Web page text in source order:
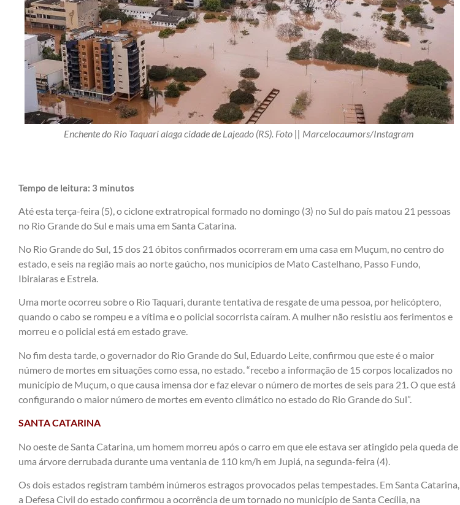
Enchente do Rio Taquari alaga cidade de Lajeado (RS). Foto || Marcelocaumors/Instagram
Tempo de leitura: 3 minutos
Até esta terça-feira (5), o ciclone extratropical formado no domingo (3) no Sul do país matou 21 pessoas
no Rio Grande do Sul e mais uma em Santa Catarina.
No Rio Grande do Sul, 15 dos 21 óbitos confirmados ocorreram em uma casa em Muçum, no centro do
estado, e seis na região mais ao norte gaúcho, nos municípios de Mato Castelhano, Passo Fundo,
Ibiraiaras e Estrela.
Uma morte ocorreu sobre o Rio Taquari, durante tentativa de resgate de uma pessoa, por helicóptero,
quando o cabo se rompeu e a vítima e o policial socorrista caíram. A mulher não resistiu aos ferimentos e
morreu e o policial está em estado grave.
No fim desta tarde, o governador do Rio Grande do Sul, Eduardo Leite, confirmou que este é o maior
número de mortes em situações como essa, no estado. “recebo a informação de 15 corpos localizados no
município de Muçum, o que causa imensa dor e faz elevar o número de mortes de seis para 21. O que está
configurando o maior número de mortes em evento climático no estado do Rio Grande do Sul”.
SANTA CATARINA
No oeste de Santa Catarina, um homem morreu após o carro em que ele estava ser atingido pela queda de
uma árvore derrubada durante uma ventania de 110 km/h em Jupiá, na segunda-feira (4).
Os dois estados registram também inúmeros estragos provocados pelas tempestades. Em Santa Catarina,
a Defesa Civil do estado confirmou a ocorrência de um tornado no município de Santa Cecília, na